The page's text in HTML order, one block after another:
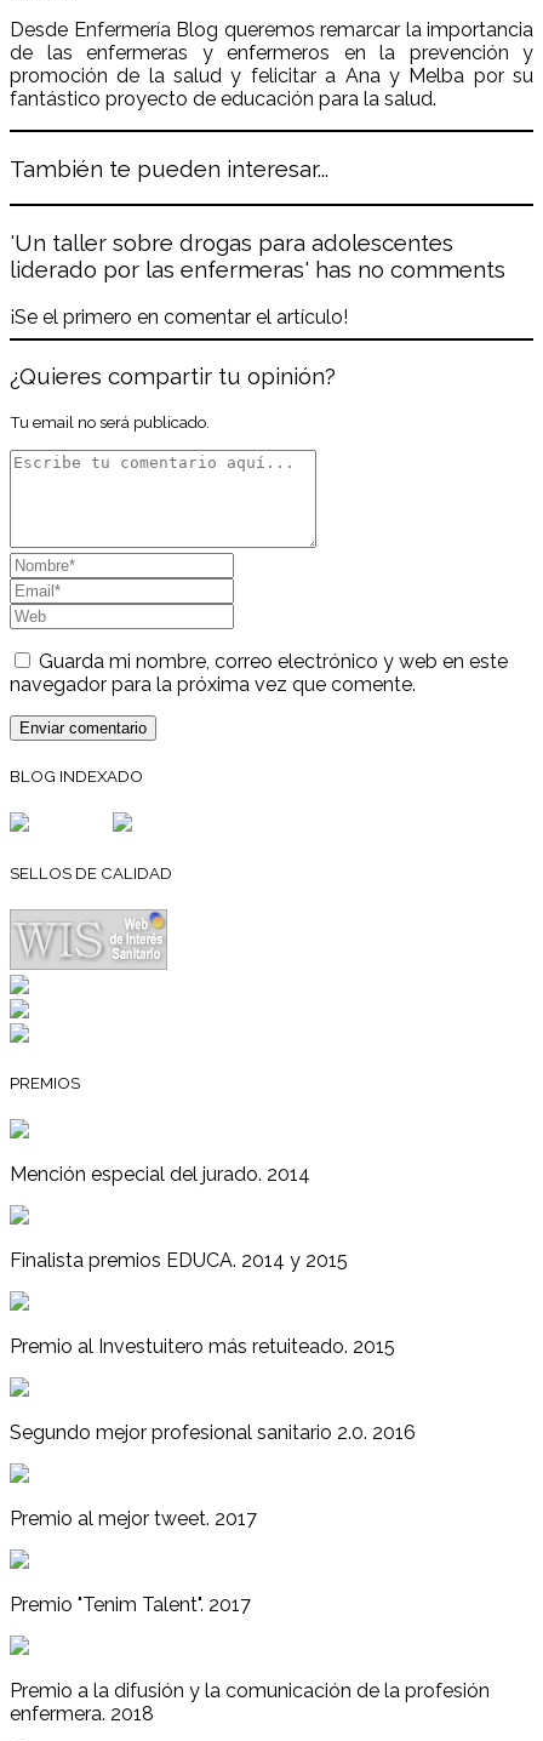
Desde Enfermería Blog queremos remarcar la importancia
de las enfermeras y enfermeros en la prevención y
promoción de la salud y felicitar a Ana y Melba por su
fantástico proyecto de educación para la salud.
También te pueden interesar...
'Un taller sobre drogas para adolescentes
liderado por las enfermeras' has no comments
¡Se el primero en comentar el artículo!
¿Quieres compartir tu opinión?
Tu email no será publicado.
Guarda mi nombre, correo electrónico y web en este
navegador para la próxima vez que comente.
BLOG INDEXADO
SELLOS DE CALIDAD
PREMIOS
Mención especial del jurado. 2014
Finalista premios EDUCA. 2014 y 2015
Premio al Investuitero más retuiteado. 2015
Segundo mejor profesional sanitario 2.0. 2016
Premio al mejor tweet. 2017
Premio "Tenim Talent". 2017
Premio a la difusión y la comunicación de la profesión
enfermera. 2018